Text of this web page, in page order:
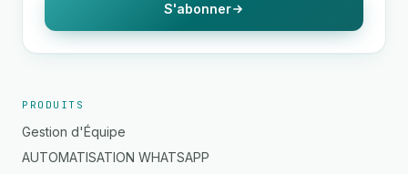
S'abonner
PRODUITS
Gestion d'Équipe
AUTOMATISATION WHATSAPP